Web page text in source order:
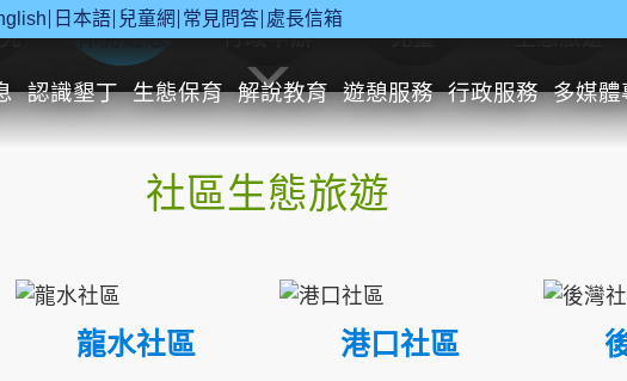
日本語 兒童網 常見問答 處長信箱
認識墾丁 生態保育 解說教育 遊憩服務 行政服務 多媒體
休閒遊憩 行政申辦 兒童 生態旅遊
社區生態旅遊
龍水社區 港口社區